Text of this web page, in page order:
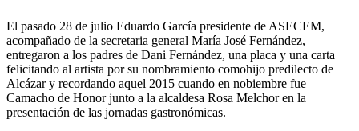
El pasado 28 de julio Eduardo García presidente de ASECEM,
acompañado de la secretaria general María José Fernández,
entregaron a los padres de Dani Fernández, una placa y una carta
felicitando al artista por su nombramiento comohijo predilecto de
Alcázar y recordando aquel 2015 cuando en nobiembre fue
Camacho de Honor junto a la alcaldesa Rosa Melchor en la
presentación de las jornadas gastronómicas.